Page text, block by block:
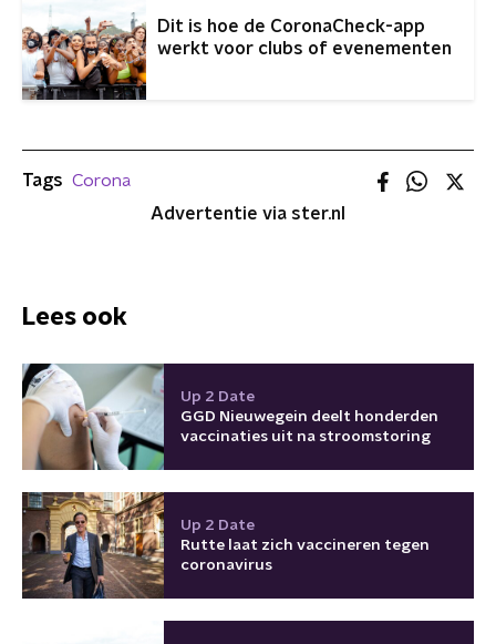
Dit is hoe de CoronaCheck-app
werkt voor clubs of evenementen
Tags Corona
Advertentie via ster.nl
Lees ook
Up 2 Date
GGD Nieuwegein deelt honderden
vaccinaties uit na stroomstoring
Up 2 Date
Rutte laat zich vaccineren tegen
coronavirus